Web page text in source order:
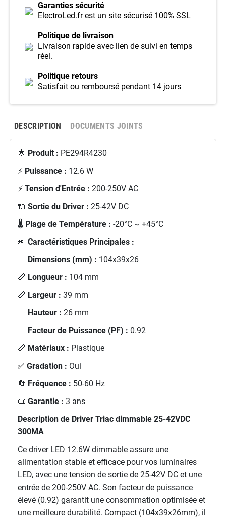
Garanties sécurité
ElectroLed.fr est un site sécurisé 100% SSL
Politique de livraison
Livraison rapide avec lien de suivi en temps
réel.
Politique retours
Satisfait ou remboursé pendant 14 jours
DESCRIPTION DOCUMENTS JOINTS
🌟 Produit : PE294R4230
⚡ Puissance : 12.6 W
⚡ Tension d'Entrée : 200-250V AC
🔌 Sortie du Driver : 25-42V DC
🌡️ Plage de Température : -20°C ~ +45°C
🔦 Caractéristiques Principales :
📏 Dimensions (mm) : 104x39x26
📏 Longueur : 104 mm
📏 Largeur : 39 mm
📏 Hauteur : 26 mm
📏 Facteur de Puissance (PF) : 0.92
📏 Matériaux : Plastique
✅ Gradation : Oui
🔄 Fréquence : 50-60 Hz
📜 Garantie : 3 ans
Description de Driver Triac dimmable 25-42VDC
300MA
Ce driver LED 12.6W dimmable assure une
alimentation stable et efficace pour vos luminaires
LED, avec une tension de sortie de 25-42V DC et une
entrée de 200-250V AC. Son facteur de puissance
élevé (0.92) garantit une consommation optimisée et
une meilleure durabilité. Compact (104x39x26mm), il